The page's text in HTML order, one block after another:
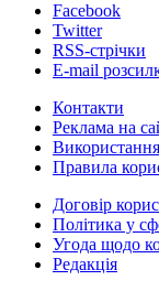
Facebook
Twitter
RSS-стрічки
E-mail
Контакти
Реклама на
Правила
Договір
Політика у
Угода щодо
Редакція